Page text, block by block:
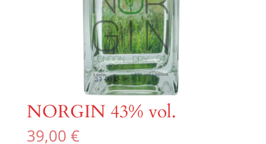
NORGIN 43% vol.
39,00 €